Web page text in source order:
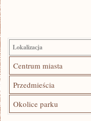
Lokalizacja
Centrum miasta
Przedmieścia
Okolice parku